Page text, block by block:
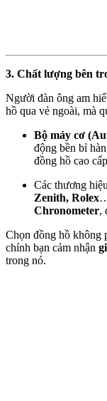
3. Chất lượng bên
Người đàn ông am
hồ qua vẻ ngoài, mà
Bộ máy cơ
động bền bỉ
đồng hồ cao
Các thương
Zenith, Rolex
Chronometer,
Chọn đồng hồ không
chính bạn cảm nhận
trong nó.